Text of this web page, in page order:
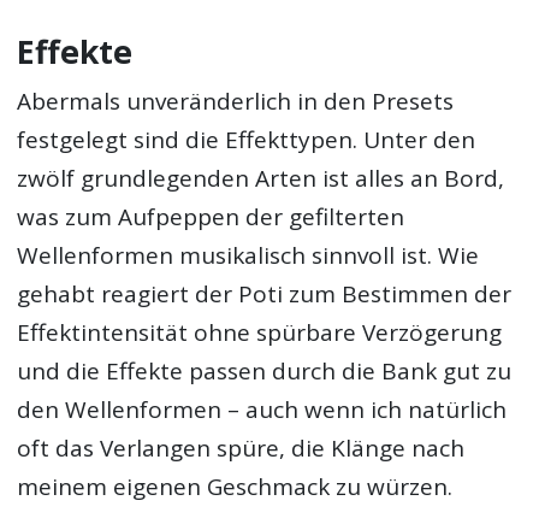
Effekte
Abermals unveränderlich in den Presets
festgelegt sind die Effekttypen. Unter den
zwölf grundlegenden Arten ist alles an Bord,
was zum Aufpeppen der gefilterten
Wellenformen musikalisch sinnvoll ist. Wie
gehabt reagiert der Poti zum Bestimmen der
Effektintensität ohne spürbare Verzögerung
und die Effekte passen durch die Bank gut zu
den Wellenformen – auch wenn ich natürlich
oft das Verlangen spüre, die Klänge nach
meinem eigenen Geschmack zu würzen.